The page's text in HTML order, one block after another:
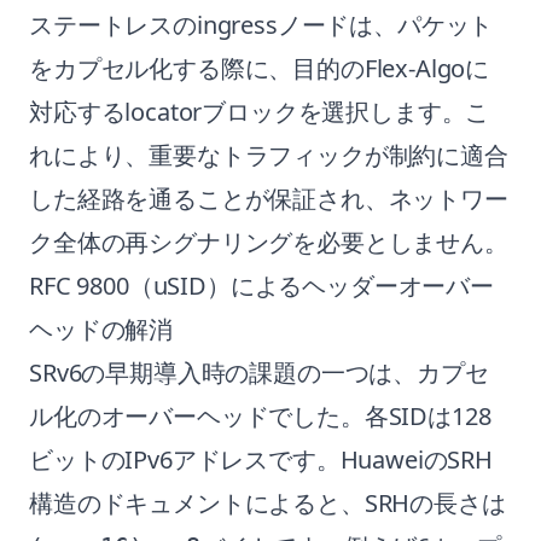
ステートレスのingressノードは、パケット
をカプセル化する際に、目的のFlex-Algoに
対応するlocatorブロックを選択します。こ
れにより、重要なトラフィックが制約に適合
した経路を通ることが保証され、ネットワー
ク全体の再シグナリングを必要としません。
RFC 9800（uSID）によるヘッダーオーバー
ヘッドの解消
SRv6の早期導入時の課題の一つは、カプセ
ル化のオーバーヘッドでした。各SIDは128
ビットのIPv6アドレスです。HuaweiのSRH
構造のドキュメントによると、SRHの長さは